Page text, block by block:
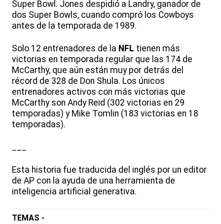
Super Bowl. Jones despidió a Landry, ganador de
dos Super Bowls, cuando compró los Cowboys
antes de la temporada de 1989.
Solo 12 entrenadores de la NFL tienen más
victorias en temporada regular que las 174 de
McCarthy, que aún están muy por detrás del
récord de 328 de Don Shula. Los únicos
entrenadores activos con más victorias que
McCarthy son Andy Reid (302 victorias en 29
temporadas) y Mike Tomlin (183 victorias en 18
temporadas).
___
Esta historia fue traducida del inglés por un editor
de AP con la ayuda de una herramienta de
inteligencia artificial generativa.
TEMAS -